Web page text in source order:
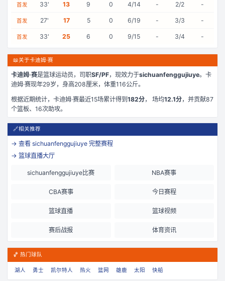
首发 33' 13 9 0 4/14 - 2/2 -
首发 27' 17 5 0 6/19 - 3/3 -
首发 33' 25 6 0 9/15 - 3/4 -
📖关于卡迪姆·赛
卡迪姆·赛是篮球运动员，司职SF/PF，现效力于sichuanfenggujiuye。 卡
迪姆·赛现年29岁 ，身高208厘米，体重116公斤。
根据近期统计， 卡迪姆·赛最近15场累计得到182分， 场均12.1分，并贡献87
个篮板、 16次助攻。
🔗相关推荐
→ 查看 sichuanfenggujiuye 完整赛程
→ 篮球直播大厅
sichuanfenggujiuye比赛 NBA赛事
CBA赛事 今日赛程
篮球直播 篮球视频
赛后战报 体育资讯
🏀 热门球队
湖人 勇士 凯尔特人 热火 篮网 雄鹿 太阳 快船